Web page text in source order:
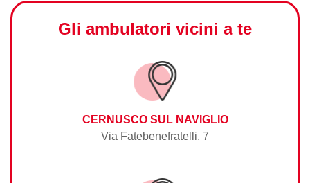
Gli ambulatori vicini a te
CERNUSCO SUL NAVIGLIO
Via Fatebenefratelli, 7